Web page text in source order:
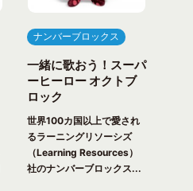
ナンバーブロックス
一緒に歌おう！スーパ
ーヒーロー オクトブ
ロック
世界100カ国以上で愛され
るラーニングリソーシズ
（Learning Resources）
社のナンバーブロックス...